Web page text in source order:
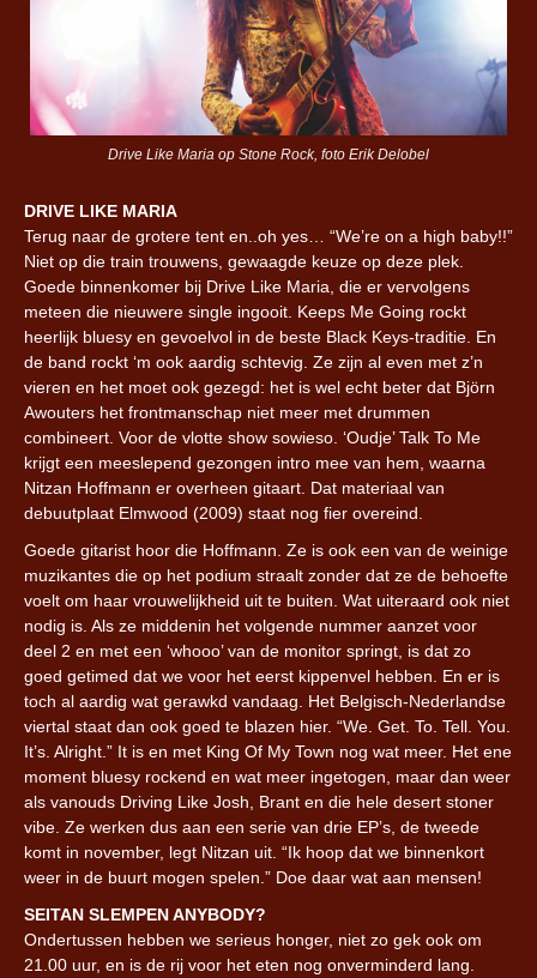
Drive Like Maria op Stone Rock, foto Erik Delobel
DRIVE LIKE MARIA
Terug naar de grotere tent en..oh yes… “We’re on a high baby!!”
Niet op die train trouwens, gewaagde keuze op deze plek.
Goede binnenkomer bij Drive Like Maria, die er vervolgens
meteen die nieuwere single ingooit. Keeps Me Going rockt
heerlijk bluesy en gevoelvol in de beste Black Keys-traditie. En
de band rockt ‘m ook aardig schtevig. Ze zijn al even met z’n
vieren en het moet ook gezegd: het is wel echt beter dat Björn
Awouters het frontmanschap niet meer met drummen
combineert. Voor de vlotte show sowieso. ‘Oudje’ Talk To Me
krijgt een meeslepend gezongen intro mee van hem, waarna
Nitzan Hoffmann er overheen gitaart. Dat materiaal van
debuutplaat Elmwood (2009) staat nog fier overeind.
Goede gitarist hoor die Hoffmann. Ze is ook een van de weinige
muzikantes die op het podium straalt zonder dat ze de behoefte
voelt om haar vrouwelijkheid uit te buiten. Wat uiteraard ook niet
nodig is. Als ze middenin het volgende nummer aanzet voor
deel 2 en met een ‘whooo’ van de monitor springt, is dat zo
goed getimed dat we voor het eerst kippenvel hebben. En er is
toch al aardig wat gerawkd vandaag. Het Belgisch-Nederlandse
viertal staat dan ook goed te blazen hier. “We. Get. To. Tell. You.
It’s. Alright.” It is en met King Of My Town nog wat meer. Het ene
moment bluesy rockend en wat meer ingetogen, maar dan weer
als vanouds Driving Like Josh, Brant en die hele desert stoner
vibe. Ze werken dus aan een serie van drie EP’s, de tweede
komt in november, legt Nitzan uit. “Ik hoop dat we binnenkort
weer in de buurt mogen spelen.” Doe daar wat aan mensen!
SEITAN SLEMPEN ANYBODY?
Ondertussen hebben we serieus honger, niet zo gek ook om
21.00 uur, en is de rij voor het eten nog onverminderd lang.